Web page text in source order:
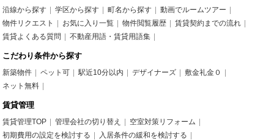
沿線から探す 学区から探す 町名から探す
動画でルームツアー
物件リクエスト
お気に入り一覧 物件閲覧履歴
賃貸契約までの流れ
賃貸よくある質問
不動産用語・賃貸用語集
こだわり条件から探す
新築物件 ペット可 駅近10分以内 デザイナーズ
敷金礼金０
ネット無料
賃貸管理
賃貸管理TOP 管理会社の切り替え
空室対策リフォーム
初期費用の設定を検討する
入居条件の緩和を検討する